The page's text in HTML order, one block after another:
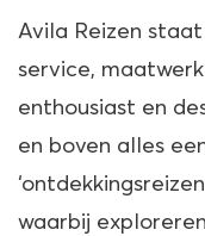
Avila Reizen
service,
enthousiast en
en boven alles
waarbij